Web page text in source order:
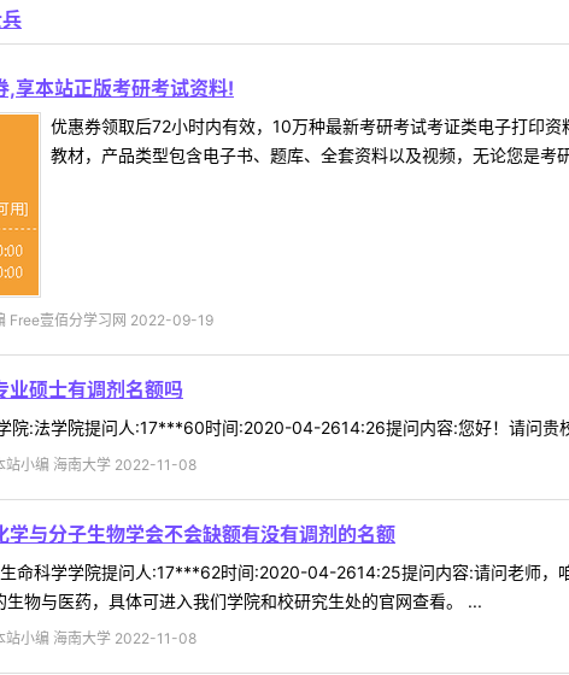
,享本站正版考研考试资料!
优惠券领取后72小时内有效，10万种最新考研考试考证类电子打印
教材，产品类型包含电子书、题库、全套资料以及视频，无论您是
Free壹佰分学习网 2022-09-19
业硕士有调剂名额吗
院:法学院提问人:17***60时间:2020-04-2614:26提问内容:您好！请问贵
站小编 海南大学 2022-11-08
学与分子生物学会不会缺额有没有调剂的名额
命科学学院提问人:17***62时间:2020-04-2614:25提问内容:请问老师，
生物与医药，具体可进入我们学院和校研究生处的官网查看。 ...
站小编 海南大学 2022-11-08